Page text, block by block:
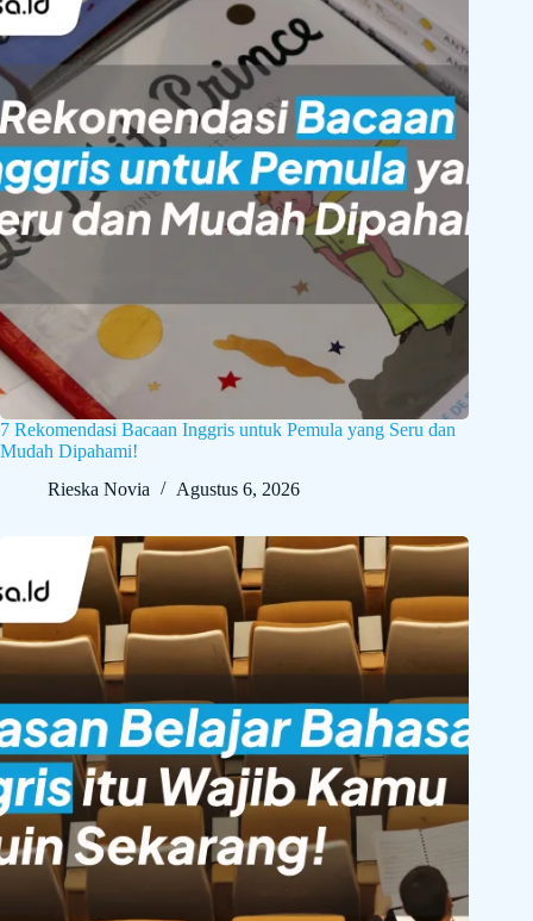
7 Rekomendasi Bacaan Inggris untuk Pemula yang Seru dan
Mudah Dipahami!
Rieska Novia
Agustus 6, 2026